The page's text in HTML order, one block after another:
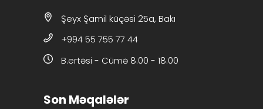
Şeyx Şamil küçəsi 25a, Bakı
+994 55 755 77 44
B.ertəsi - Cümə 8.00 - 18.00
Son Məqalələr